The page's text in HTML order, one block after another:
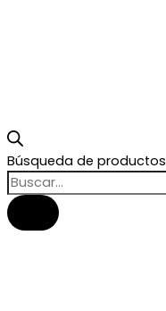
Búsqueda de productos